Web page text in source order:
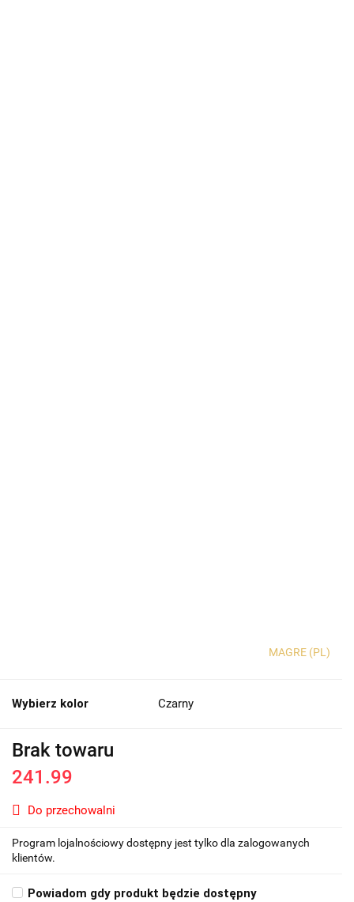
MAGRE (PL)
Wybierz kolor Czarny
Brak towaru
241.99
Do przechowalni
Program lojalnościowy dostępny jest tylko dla zalogowanych
klientów.
Powiadom gdy produkt będzie dostępny